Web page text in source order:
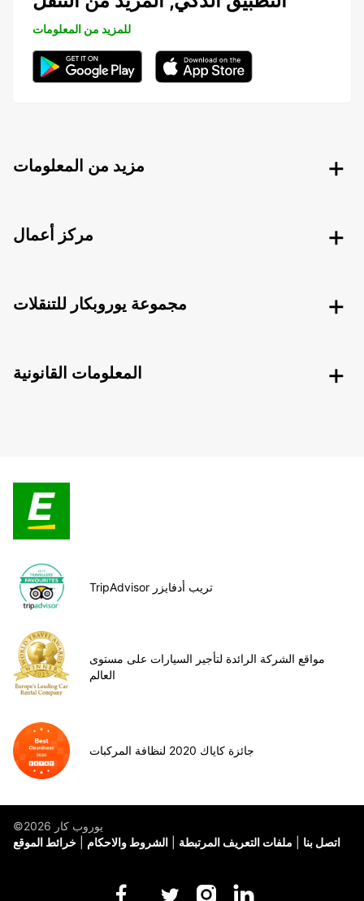
للمزيد من المعلومات
مزيد من المعلومات
مركز أعمال
مجموعة يوروبكار للتنقلات
المعلومات القانونية
TripAdvisor تريب أدفايزر
مواقع الشركة الرائدة لتأجير السيارات على مستوى
العالم
جائزة كاياك 2020 لنظافة المركبات
©يوروب كار 2026
خرائط الموقع
الشروط والاحكام ملفات التعريف المرتبطة اتصل بنا